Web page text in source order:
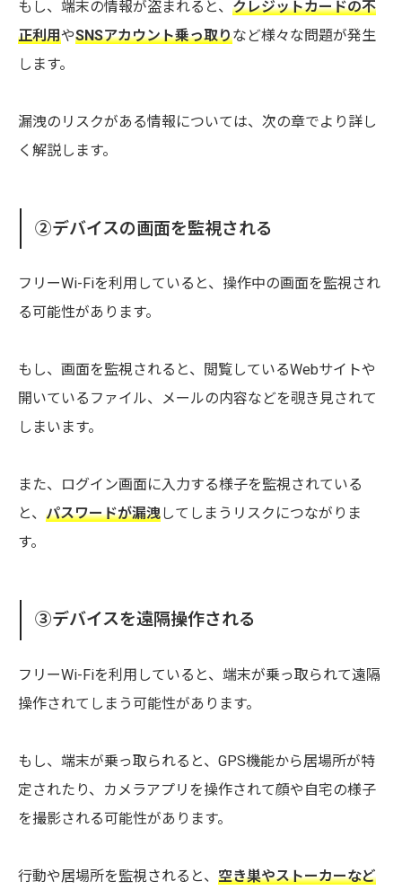
もし、端末の情報が盗まれると、 クレジットカードの不
正利用やSNSアカウント乗っ取りなど様々な問題が発生
します。
漏洩のリスクがある情報については、次の章でより詳し
く解説します。
②デバイスの画面を監視される
フリーWi-Fiを利用していると、操作中の画面を監視され
る可能性があります。
もし、画面を監視されると、閲覧しているWebサイトや
開いているファイル、メールの内容などを覗き見されて
しまいます。
また、ログイン画面に入力する様子を監視されている
と、 パスワードが漏洩してしまうリスクにつながりま
す。
③デバイスを遠隔操作される
フリーWi-Fiを利用していると、端末が乗っ取られて遠隔
操作されてしまう可能性があります。
もし、端末が乗っ取られると、GPS機能から居場所が特
定されたり、カメラアプリを操作されて顔や自宅の様子
を撮影される可能性があります。
行動や居場所を監視されると、 空き巣やストーカーなど